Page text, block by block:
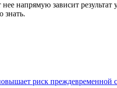
напрямую зависит
знать.
риск преждевременной